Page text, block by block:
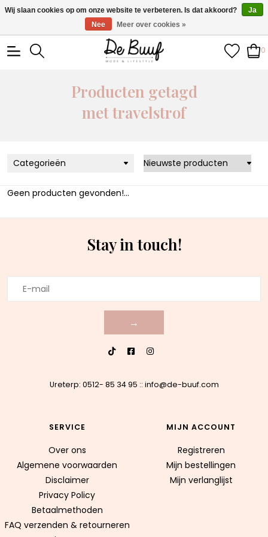
• Wekelijks nieuwe items • Gratis verzending >€100,- •
Verzonden binnen 1-3 werkdagen
0
Producten getagd
met travelstrof
Categorieën
Geen producten gevonden!...
Stay in touch!
→
Ureterp: 0512- 85 34 95 :: info@de-buuf.com
SERVICE
Over ons
Algemene voorwaarden
Disclaimer
Privacy Policy
Betaalmethoden
FAQ verzenden & retourneren
MIJN ACCOUNT
Registreren
Mijn bestellingen
Mijn verlanglijst
Wij slaan cookies op om onze website te verbeteren. Is dat akkoord?
Ja
Nee
Meer over cookies »